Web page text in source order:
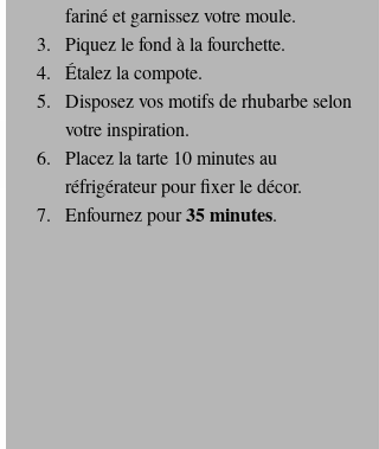
fariné et garnissez votre moule.
Piquez le fond à la fourchette.
Étalez la compote.
Disposez vos motifs de rhubarbe selon
votre inspiration.
Placez la tarte 10 minutes au
réfrigérateur pour fixer le décor.
Enfournez pour 35 minutes.